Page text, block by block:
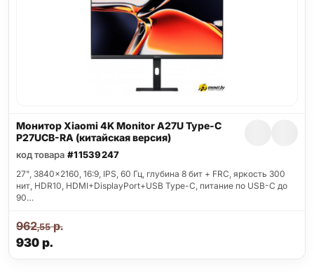
Монитор Xiaomi 4K Monitor A27U Type-C
P27UCB-RA (китайская версия)
код товара #11539247
27", 3840x2160, 16:9, IPS, 60 Гц, глубина 8 бит + FRC, яркость 300
нит, HDR10, HDMI+DisplayPort+USB Type-C, питание по USB-C до
90…
930р.
962,55р.